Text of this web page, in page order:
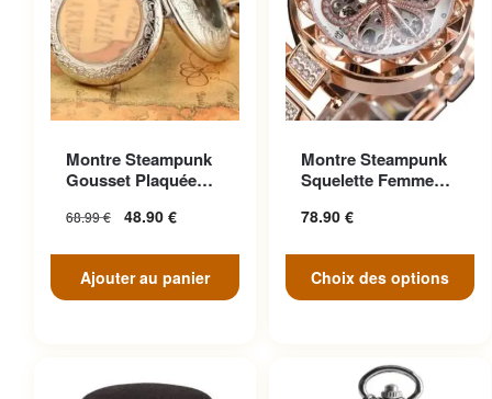
Montre Steampunk
Gousset Plaquée
68.99€ 48.90 €
Ajouter au panier
Montre Steampunk
Squelette Femme
78.90 €
Choix des options
variations. Les options
peuvent être choisies sur la
page du produit